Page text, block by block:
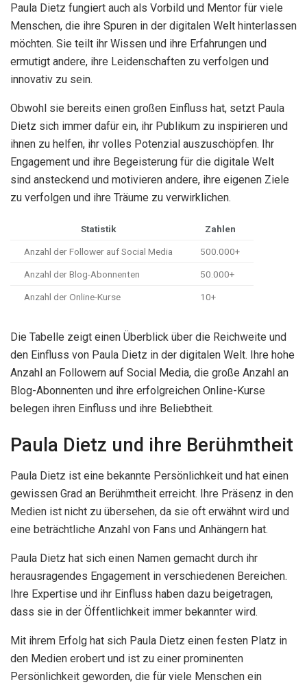
Paula Dietz fungiert auch als Vorbild und Mentor für viele
Menschen, die ihre Spuren in der digitalen Welt hinterlassen
möchten. Sie teilt ihr Wissen und ihre Erfahrungen und
ermutigt andere, ihre Leidenschaften zu verfolgen und
innovativ zu sein.
Obwohl sie bereits einen großen Einfluss hat, setzt Paula
Dietz sich immer dafür ein, ihr Publikum zu inspirieren und
ihnen zu helfen, ihr volles Potenzial auszuschöpfen. Ihr
Engagement und ihre Begeisterung für die digitale Welt
sind ansteckend und motivieren andere, ihre eigenen Ziele
zu verfolgen und ihre Träume zu verwirklichen.
Statistik Zahlen
Anzahl der Follower auf Social Media 500.000+
Anzahl der Blog-Abonnenten 50.000+
Anzahl der Online-Kurse 10+
Die Tabelle zeigt einen Überblick über die Reichweite und
den Einfluss von Paula Dietz in der digitalen Welt. Ihre hohe
Anzahl an Followern auf Social Media, die große Anzahl an
Blog-Abonnenten und ihre erfolgreichen Online-Kurse
belegen ihren Einfluss und ihre Beliebtheit.
Paula Dietz und ihre Berühmtheit
Paula Dietz ist eine bekannte Persönlichkeit und hat einen
gewissen Grad an Berühmtheit erreicht. Ihre Präsenz in den
Medien ist nicht zu übersehen, da sie oft erwähnt wird und
eine beträchtliche Anzahl von Fans und Anhängern hat.
Paula Dietz hat sich einen Namen gemacht durch ihr
herausragendes Engagement in verschiedenen Bereichen.
Ihre Expertise und ihr Einfluss haben dazu beigetragen,
dass sie in der Öffentlichkeit immer bekannter wird.
Mit ihrem Erfolg hat sich Paula Dietz einen festen Platz in
den Medien erobert und ist zu einer prominenten
Persönlichkeit geworden, die für viele Menschen ein